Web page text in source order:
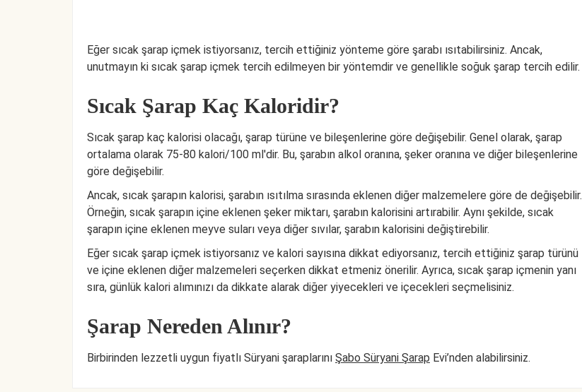
Eğer sıcak şarap içmek istiyorsanız, tercih ettiğiniz yönteme göre şarabı ısıtabilirsiniz. Ancak,
unutmayın ki sıcak şarap içmek tercih edilmeyen bir yöntemdir ve genellikle soğuk şarap tercih edilir.
Sıcak Şarap Kaç Kaloridir?
Sıcak şarap kaç kalorisi olacağı, şarap türüne ve bileşenlerine göre değişebilir. Genel olarak, şarap
ortalama olarak 75-80 kalori/100 ml'dir. Bu, şarabın alkol oranına, şeker oranına ve diğer bileşenlerine
göre değişebilir.
Ancak, sıcak şarapın kalorisi, şarabın ısıtılma sırasında eklenen diğer malzemelere göre de değişebilir.
Örneğin, sıcak şarapın içine eklenen şeker miktarı, şarabın kalorisini artırabilir. Aynı şekilde, sıcak
şarapın içine eklenen meyve suları veya diğer sıvılar, şarabın kalorisini değiştirebilir.
Eğer sıcak şarap içmek istiyorsanız ve kalori sayısına dikkat ediyorsanız, tercih ettiğiniz şarap türünü
ve içine eklenen diğer malzemeleri seçerken dikkat etmeniz önerilir. Ayrıca, sıcak şarap içmenin yanı
sıra, günlük kalori alımınızı da dikkate alarak diğer yiyecekleri ve içecekleri seçmelisiniz.
Şarap Nereden Alınır?
Birbirinden lezzetli uygun fiyatlı Süryani şaraplarını Şabo Süryani Şarap Evi’nden alabilirsiniz.